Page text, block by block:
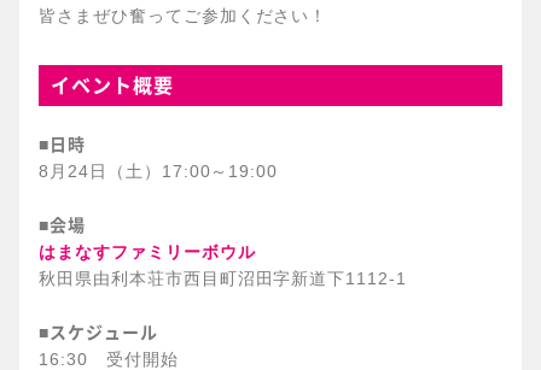
皆さまぜひ奮ってご参加ください！
イベント概要
■日時
8月24日（土）17:00～19:00
■会場
はまなすファミリーボウル
秋田県由利本荘市西目町沼田字新道下1112-1
■スケジュール
16:30 受付開始